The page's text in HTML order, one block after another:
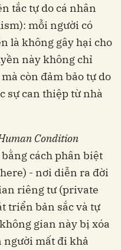
tắc tự do cá nhân
mỗi người có
là không gây hại cho
này không chỉ
còn đảm bảo tự do
sự can thiệp từ nhà
Condition
cách phân biệt
- nơi diễn ra đời
riêng tư (private
triển bản sắc và tự
gian này bị xóa
người mất đi khả